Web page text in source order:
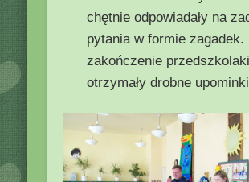
chętnie odpowiadały na
pytania w formie zagadek.
zakończenie przedszkolaki
otrzymały drobne